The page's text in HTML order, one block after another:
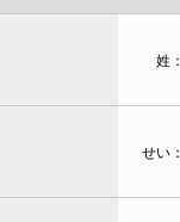
姓：
せい：